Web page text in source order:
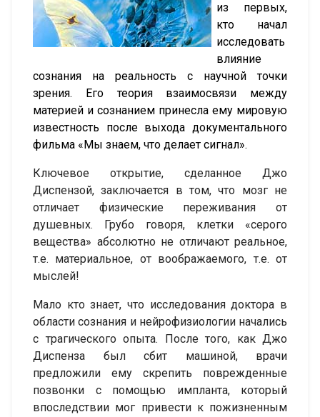
из первых,
кто начал
исследовать
влияние
сознания на реальность с научной точки
зрения. Его теория взаимосвязи между
материей и сознанием принесла ему мировую
известность после выхода документального
фильма «Мы знаем, что делает сигнал».
Ключевое открытие, сделанное Джо
Диспензой, заключается в том, что мозг не
отличает физические переживания от
душевных. Грубо говоря, клетки «серого
вещества» абсолютно не отличают реальное,
т.е. материальное, от воображаемого, т.е. от
мыслей!
Мало кто знает, что исследования доктора в
области сознания и нейрофизиологии начались
с трагического опыта. После того, как Джо
Диспенза был сбит машиной, врачи
предложили ему скрепить поврежденные
позвонки с помощью импланта, который
впоследствии мог привести к пожизненным